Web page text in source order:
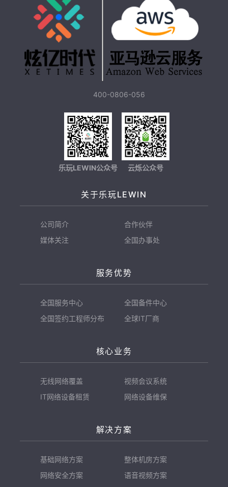
400-0806-056
乐玩LEWIN公众号 云烁公众号
关于乐玩LEWIN
公司简介
合作伙伴
媒体关注
全国办事处
服务优势
全国服务中心
全国备件中心
全国签约工程师分布
全球IT厂商
核心业务
无线网络覆盖
视频会议系统
IT网络设备租赁
网络设备维保
解决方案
基础网络方案
整体机房方案
网络安全方案
语音视频方案